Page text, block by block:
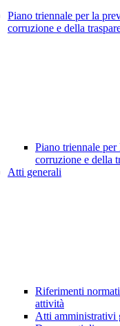
Piano triennale per la
corruzione e della
Piano triennale
corruzione e della
Atti generali
Riferimenti
attività
Atti amministrativi